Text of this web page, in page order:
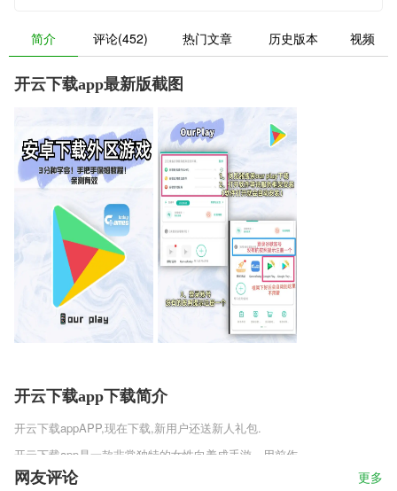
简介 评论(452) 热门文章 历史版本 视频
开云下载app最新版截图
开云下载app下载简介
开云下载appAPP,现在下载,新用户还送新人礼包.
开云下载app是一款非常独特的女性向养成手游，用前作
开云下载app软件特色
网友评论 更多